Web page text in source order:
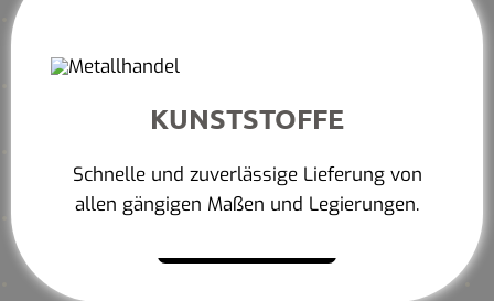
KUNSTSTOFFE
Schnelle und zuverlässige Lieferung von
allen gängigen Maßen und Legierungen.